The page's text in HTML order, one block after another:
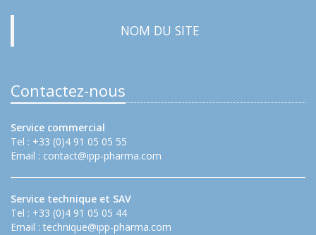
NOM DU SITE
Contactez-nous
Service commercial
Tel : +33 (0)4 91 05 05 55
Email : contact@ipp-pharma.com
Service technique et SAV
Tel : +33 (0)4 91 05 05 44
Email : technique@ipp-pharma.com